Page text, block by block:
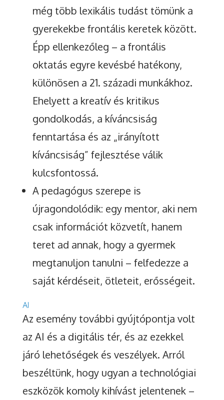
még több lexikális tudást tömünk a
gyerekekbe frontális keretek között.
Épp ellenkezőleg – a frontális
oktatás egyre kevésbé hatékony,
különösen a 21. századi munkákhoz.
Ehelyett a kreatív és kritikus
gondolkodás, a kíváncsiság
fenntartása és az „irányított
kíváncsiság” fejlesztése válik
kulcsfontossá.
A pedagógus szerepe is
újragondolódik: egy mentor, aki nem
csak információt közvetít, hanem
teret ad annak, hogy a gyermek
megtanuljon tanulni – felfedezze a
saját kérdéseit, ötleteit, erősségeit.
AI
Az esemény további gyújtópontja volt
az AI és a digitális tér, és az ezekkel
járó lehetőségek és veszélyek. Arról
beszéltünk, hogy ugyan a technológiai
eszközök komoly kihívást jelentenek –